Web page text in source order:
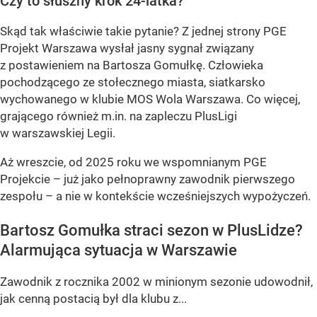
Skąd tak właściwie takie pytanie? Z jednej strony PGE
Projekt Warszawa wysłał jasny sygnał związany
z postawieniem na Bartosza Gomułkę. Człowieka
pochodzącego ze stołecznego miasta, siatkarsko
wychowanego w klubie MOS Wola Warszawa. Co więcej,
grającego również m.in. na zapleczu PlusLigi
w warszawskiej Legii.
Aż wreszcie, od 2025 roku we wspomnianym PGE
Projekcie – już jako pełnoprawny zawodnik pierwszego
zespołu – a nie w kontekście wcześniejszych wypożyczeń.
Bartosz Gomułka straci sezon w PlusLidze?
Alarmująca sytuacja w Warszawie
Zawodnik z rocznika 2002 w minionym sezonie udowodnił,
jak cenną postacią był dla klubu z...